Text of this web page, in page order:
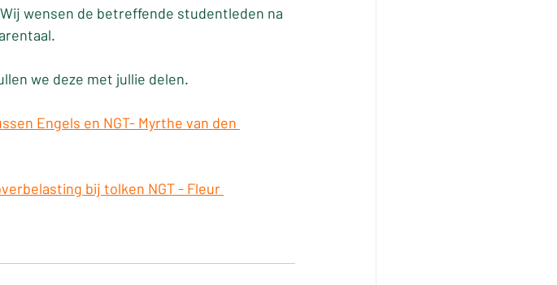
wensen de betreffende studentleden na
we deze met jullie delen.
Engels en NGT- Myrthe van den
bij tolken NGT - Fleur